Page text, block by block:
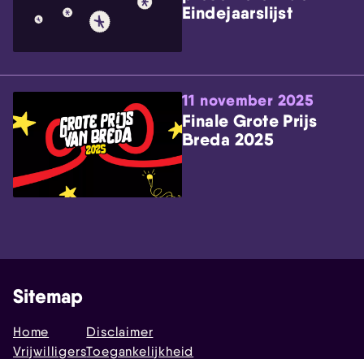
Eindejaarslijst
11 november 2025
Finale Grote Prijs
Breda 2025
Sitemap
Home
Vrijwilligers
Disclaimer
Toegankelijkheid